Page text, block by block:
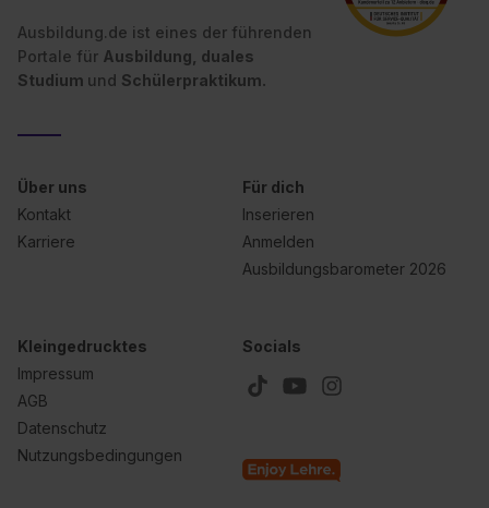
Ausbildung.de ist eines der führenden
Portale für Ausbildung, duales
Studium und Schülerpraktikum.
Über uns
Kontakt
Karriere
Für dich
Inserieren
Anmelden
Ausbildungsbarometer 2026
Kleingedrucktes
Impressum
AGB
Datenschutz
Nutzungsbedingungen
Socials